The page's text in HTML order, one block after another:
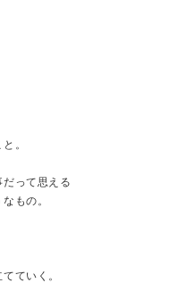
。
って思える
もの。
ていく。